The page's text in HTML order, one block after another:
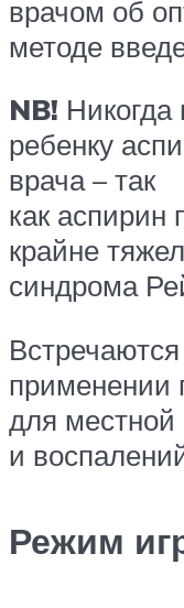
врачом об
методе
NB!
ребенку
врача – так
как аспирин
крайне
синдрома
применении
для местной
и
Режим